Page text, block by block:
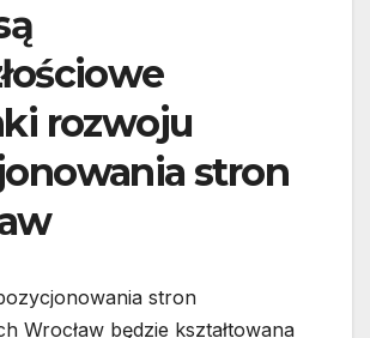
rozwoju
stron
stron
Wrocław będzie kształtowana